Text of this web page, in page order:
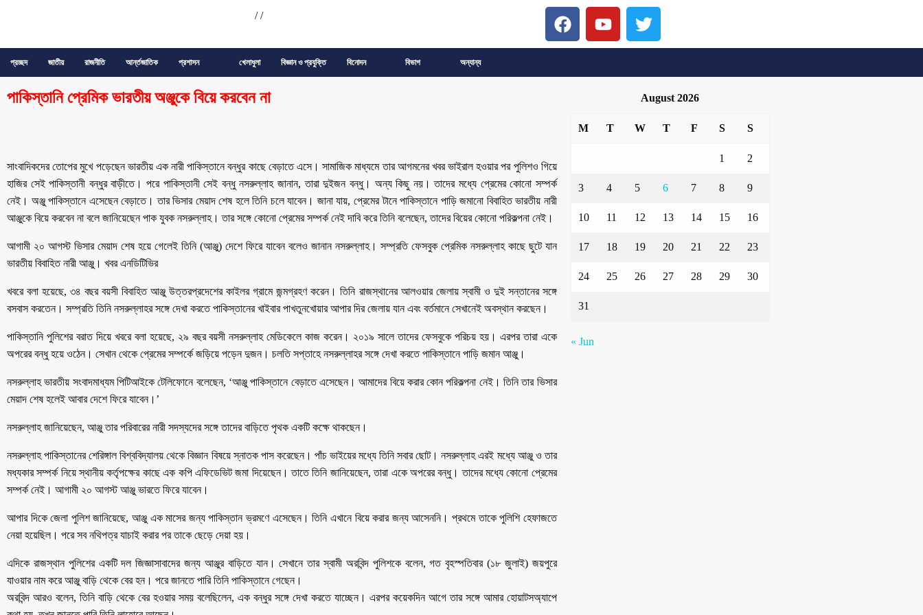
//
প্রচ্ছদ জাতীয় রাজনীতি আর্ন্তজাতিক প্রশাসন খেলাধুলা বিজ্ঞান ও প্রযুক্তি বিনোদন বিভাগ অন্যান্য
পাকিস্তানি প্রেমিক ভারতীয় অঞ্জুকে বিয়ে করবেন না
সাংবাদিকদের তোপের মুখে পড়েছেন ভারতীয় এক নারী পাকিস্তানে বন্ধুর কাছে বেড়াতে এসে। সামাজিক মাধ্যমে তার আগমনের খবর ভাইরাল হওয়ার পর পুলিশও গিয়ে
হাজির সেই পাকিস্তানী বন্ধুর বাড়ীতে। পরে পাকিস্তানী সেই বন্ধু নসরুল্লাহ জানান, তারা দুইজন বন্ধু। অন্য কিছু নয়। তাদের মধ্যে প্রেমের কোনো সম্পর্ক
নেই। অঞ্জু পাকিস্তানে এসেছেন বেড়াতে। তার ভিসার মেয়াদ শেষ হলে তিনি চলে যাবেন। জানা যায়, প্রেমের টানে পাকিস্তানে পাড়ি জমানো বিবাহিত ভারতীয় নারী
আঞ্জুকে বিয়ে করবেন না বলে জানিয়েছেন পাক যুবক নসরুল্লাহ। তার সঙ্গে কোনো প্রেমের সম্পর্ক নেই দাবি করে তিনি বলেছেন, তাদের বিয়ের কোনো পরিকল্পনা নেই।
আগামী ২০ আগস্ট ভিসার মেয়াদ শেষ হয়ে গেলেই তিনি (আঞ্জু) দেশে ফিরে যাবেন বলেও জানান নসরুল্লাহ। সম্প্রতি ফেসবুক প্রেমিক নসরুল্লাহ কাছে ছুটে যান
ভারতীয় বিবাহিত নারী আঞ্জু। খবর এনডিটিভির
খবরে বলা হয়েছে, ৩৪ বছর বয়সী বিবাহিত আঞ্জু উত্তরপ্রদেশের কাইলর গ্রামে জন্মগ্রহণ করেন। তিনি রাজস্থানের আলওয়ার জেলায় স্বামী ও দুই সন্তানের সঙ্গে
বসবাস করতেন। সম্প্রতি তিনি নসরুল্লাহর সঙ্গে দেখা করতে পাকিস্তানের খাইবার পাখতুনখোয়ার আপার দির জেলায় যান এবং বর্তমানে সেখানেই অবস্থান করছেন।
পাকিস্তানি পুলিশের বরাত দিয়ে খবরে বলা হয়েছে, ২৯ বছর বয়সী নসরুল্লাহ মেডিকেলে কাজ করেন। ২০১৯ সালে তাদের ফেসবুকে পরিচয় হয়। এরপর তারা একে
অপরের বন্ধু হয়ে ওঠেন। সেখান থেকে প্রেমের সম্পর্কে জড়িয়ে পড়েন দুজন। চলতি সপ্তাহে নসরুল্লাহর সঙ্গে দেখা করতে পাকিস্তানে পাড়ি জমান আঞ্জু।
নসরুল্লাহ ভারতীয় সংবাদমাধ্যম পিটিআইকে টেলিফোনে বলেছেন, ‘আঞ্জু পাকিস্তানে বেড়াতে এসেছেন। আমাদের বিয়ে করার কোন পরিকল্পনা নেই। তিনি তার ভিসার
মেয়াদ শেষ হলেই আবার দেশে ফিরে যাবেন।’
নসরুল্লাহ জানিয়েছেন, আঞ্জু তার পরিবারের নারী সদস্যদের সঙ্গে তাদের বাড়িতে পৃথক একটি কক্ষে থাকছেন।
নসরুল্লাহ পাকিস্তানের শেরিঙ্গাল বিশ্ববিদ্যালয় থেকে বিজ্ঞান বিষয়ে স্নাতক পাস করেছেন। পাঁচ ভাইয়ের মধ্যে তিনি সবার ছোট। নসরুল্লাহ এরই মধ্যে আঞ্জু ও তার
মধ্যকার সম্পর্ক নিয়ে স্থানীয় কর্তৃপক্ষের কাছে এক কপি এফিডেভিট জমা দিয়েছেন। তাতে তিনি জানিয়েছেন, তারা একে অপরের বন্ধু। তাদের মধ্যে কোনো প্রেমের
সম্পর্ক নেই। আগামী ২০ আগস্ট আঞ্জু ভারতে ফিরে যাবেন।
আপার দিকে জেলা পুলিশ জানিয়েছে, আঞ্জু এক মাসের জন্য পাকিস্তান ভ্রমণে এসেছেন। তিনি এখানে বিয়ে করার জন্য আসেননি। প্রথমে তাকে পুলিশি হেফাজতে
নেয়া হয়েছিল। পরে সব নথিপত্র যাচাই করার পর তাকে ছেড়ে দেয়া হয়।
এদিকে রাজস্থান পুলিশের একটি দল জিজ্ঞাসাবাদের জন্য আঞ্জুর বাড়িতে যান। সেখানে তার স্বামী অরবিন্দ পুলিশকে বলেন, গত বৃহস্পতিবার (১৮ জুলাই) জয়পুরে
যাওয়ার নাম করে আঞ্জু বাড়ি থেকে বের হন। পরে জানতে পারি তিনি পাকিস্তানে গেছেন।
অরবিন্দ আরও বলেন, তিনি বাড়ি থেকে বের হওয়ার সময় বলেছিলেন, এক বন্ধুর সঙ্গে দেখা করতে যাচ্ছেন। এরপর কয়েকদিন আগে তার সঙ্গে আমার হোয়াটসঅ্যাপে
August 2026
M T W T F S S
1 2
3 4 5 6 7 8 9
10 11 12 13 14 15 16
17 18 19 20 21 22 23
24 25 26 27 28 29 30
31
« Jun